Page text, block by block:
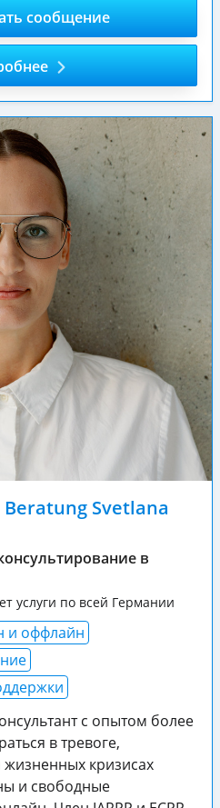
сообщение
Svetlana
в
услуги по всей Германии
и оффлайн
с опытом более
в тревоге,
кризисах
и свободные